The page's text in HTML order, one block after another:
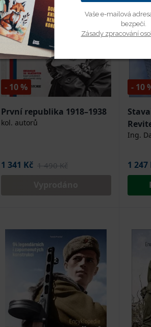
- 10 %
První republika 1918–1938
kol. autorů
1 341 Kč 1 490 Kč
- 10
Ing.
1 247
Odmítnout vše Přijmout
Vaše e-mailová
bezpečí.
Zásady zpracování